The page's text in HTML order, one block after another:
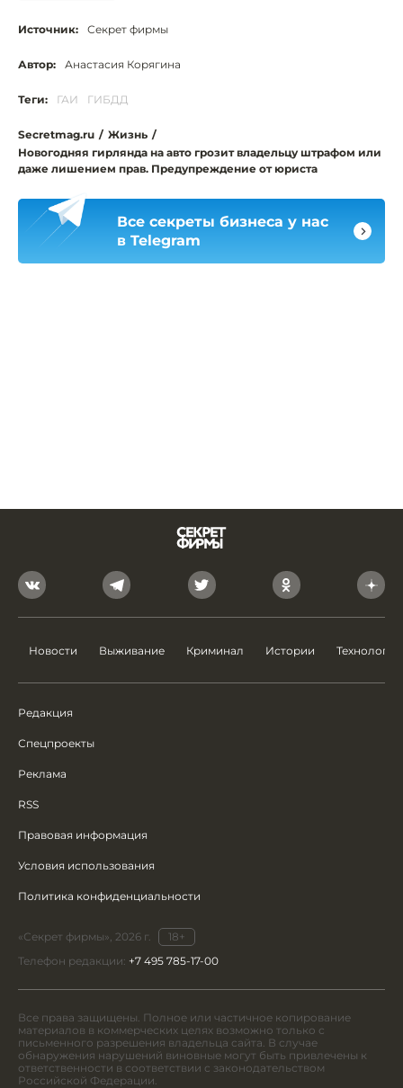
Источник: Секрет фирмы
Автор: Анастасия Корягина
Теги: ГАИ ГИБДД
Secretmag.ru / Жизнь /
Новогодняя гирлянда на авто грозит владельцу штрафом или
даже лишением прав. Предупреждение от юриста
Все секреты бизнеса у нас
в Telegram
Новости Выживание Криминал Истории Технологии
Редакция
Спецпроекты
Реклама
RSS
Правовая информация
Условия использования
Политика конфиденциальности
«Секрет фирмы», 2026 г.
18+
Телефон редакции: +7 495 785-17-00
Все права защищены. Полное или частичное копирование
материалов в коммерческих целях возможно только с
письменного разрешения владельца сайта. В случае
обнаружения нарушений виновные могут быть привлечены к
ответственности в соответствии с законодательством
Российской Федерации.